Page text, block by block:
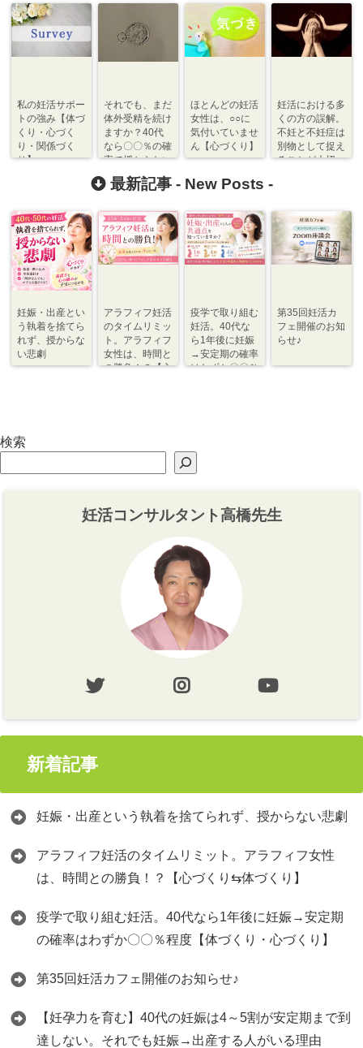
私の妊活サポー
トの強み【体づ
くり・心づく
り・関係づく
り】
それでも、まだ
体外受精を続け
ますか？40代
なら〇〇％の確
率で授からない
【心づくり】
ほとんどの妊活
女性は、○○に
気付いていませ
ん【心づくり】
妊活における多
くの方の誤解。
不妊と不妊症は
別物として捉え
ることが大切♪
最新記事 - New Posts -
妊娠・出産とい
う執着を捨てら
れず、授からな
い悲劇
アラフィフ妊活
のタイムリミッ
ト。アラフィフ
女性は、時間と
の勝負！？【心
疫学で取り組む
妊活。40代な
ら1年後に妊娠
→安定期の確率
はわずか〇〇％
第35回妊活カ
フェ開催のお知
らせ♪
検索
妊活コンサルタント高橋先生
新着記事
妊娠・出産という執着を捨てられず、授からない悲劇
アラフィフ妊活のタイムリミット。アラフィフ女性
は、時間との勝負！？【心づくり⇆体づくり】
疫学で取り組む妊活。40代なら1年後に妊娠→安定期
の確率はわずか〇〇％程度【体づくり・心づくり】
第35回妊活カフェ開催のお知らせ♪
【妊孕力を育む】40代の妊娠は4～5割が安定期まで到
達しない。それでも妊娠→出産する人がいる理由